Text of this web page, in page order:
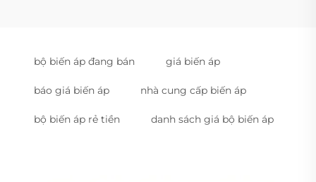
bộ biến áp đang bán giá biến áp
báo giá biến áp nhà cung cấp biến áp
bộ biến áp rẻ tiền danh sách giá bộ biến áp